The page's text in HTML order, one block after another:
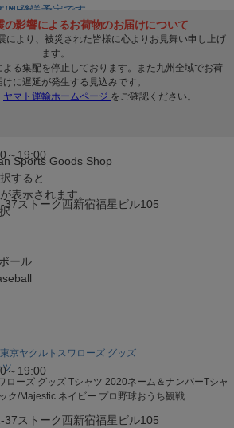
～19:00
ストーク西新宿福星ビル105
～19:00
ストーク西新宿福星ビル105
は発送予定です。
内で発送!! ※お取寄せ商品は対象外
すると
表示されます。
ール
東京ヤクルトスワローズ グッズ
ツ
ローズ グッズ Tシャツ 2020ネーム＆ナンバーTシャ
ク/Majestic ネイビー プロ野球おうち観戦